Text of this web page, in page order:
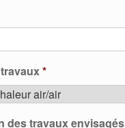
*
des travaux envisagés